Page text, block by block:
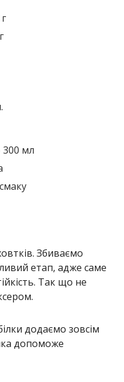
300 мл
Збиваємо
етап, адже саме
Так що не
додаємо зовсім
допоможе